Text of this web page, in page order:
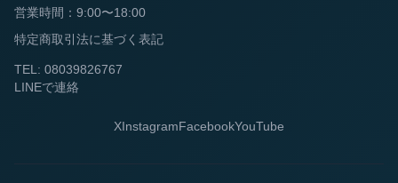
営業時間：9:00〜18:00
特定商取引法に基づく表記
TEL: 08039826767
LINEで連絡
XInstagramFacebookYouTube